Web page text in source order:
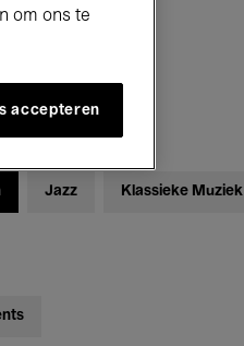
Jazz Klassieke Muziek
om ons te
accepteren